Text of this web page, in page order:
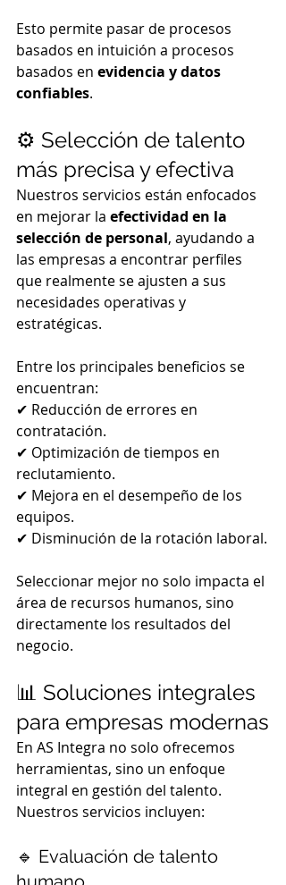
Esto permite pasar de procesos
basados en intuición a procesos
basados en evidencia y datos
confiables.
⚙️ Selección de talento
más precisa y efectiva
Nuestros servicios están enfocados
en mejorar la efectividad en la
selección de personal, ayudando a
las empresas a encontrar perfiles
que realmente se ajusten a sus
necesidades operativas y
estratégicas.
Entre los principales beneficios se
encuentran:
✔ Reducción de errores en
contratación.
✔ Optimización de tiempos en
reclutamiento.
✔ Mejora en el desempeño de los
equipos.
✔ Disminución de la rotación laboral.
Seleccionar mejor no solo impacta el
área de recursos humanos, sino
directamente los resultados del
negocio.
📊 Soluciones integrales
para empresas modernas
En AS Integra no solo ofrecemos
herramientas, sino un enfoque
integral en gestión del talento.
Nuestros servicios incluyen:
🔹 Evaluación de talento